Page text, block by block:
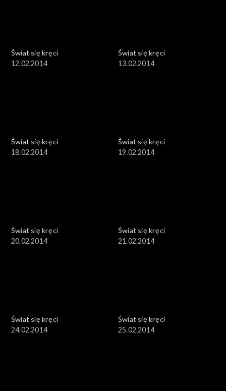
Świat się kręci
12.02.2014
Świat się kręci
13.02.2014
Świat się kręci
18.02.2014
Świat się kręci
19.02.2014
Świat się kręci
20.02.2014
Świat się kręci
21.02.2014
Świat się kręci
24.02.2014
Świat się kręci
25.02.2014